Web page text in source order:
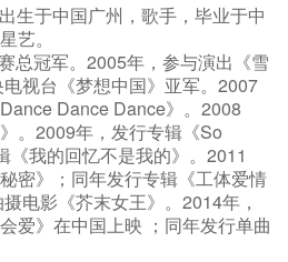
生于中国广州，歌手，毕业于中
艺。
总冠军。2005年，参与演出《雪
视台《梦想中国》亚军。2007
Dance Dance》。2008
。2009年，发行专辑《So
《我的回忆不是我的》。2011
密》；同年发行专辑《工体爱情
电影《芥末女王》。2014年，
爱》在中国上映 ；同年发行单曲